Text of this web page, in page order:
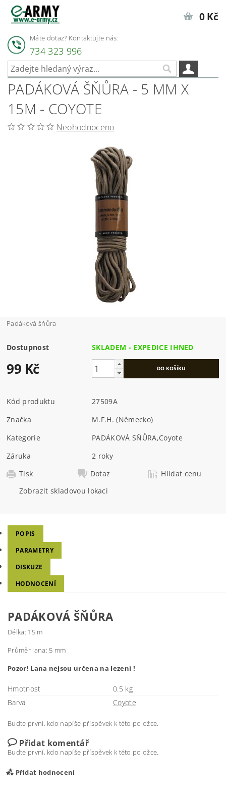
Máte dotaz? Kontaktujte nás:
734 323 996
0 Kč
PADÁKOVÁ ŠŇŮRA - 5 MM X
15M - COYOTE
Neohodnoceno
Padáková šňůra
Dostupnost SKLADEM - EXPEDICE IHNED
99 Kč
Kód produktu
27509A
Značka
M.F.H. (Německo)
Kategorie
PADÁKOVÁ SŇŮRA,Coyote
Záruka
2 roky
Tisk
Dotaz
Hlídat cenu
Zobrazit skladovou lokaci
POPIS
PARAMETRY
DISKUZE
HODNOCENÍ
PADÁKOVÁ ŠŇŮRA
Délka: 15 m
Průměr lana: 5 mm
Pozor! Lana nejsou určena na lezení !
Hmotnost
0.5 kg
Barva
Coyote
Buďte první, kdo napíše příspěvek k této položce.
Přidat komentář
Buďte první, kdo napíše příspěvek k této položce.
Přidat hodnocení